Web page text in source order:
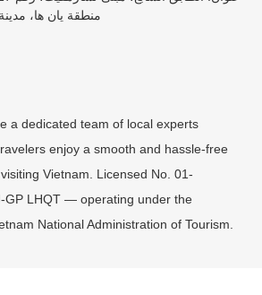
منطقة يان ها، مدينة
a dedicated team of local experts
enjoy a smooth and hassle-free
Vietnam. Licensed No. 01-
GP LHQT — operating under the
National Administration of Tourism.